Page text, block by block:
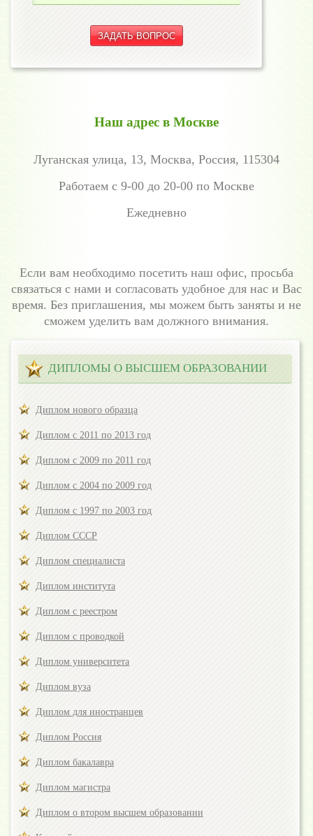
Наш адрес в Москве
Луганская улица, 13, Москва, Россия, 115304
Работаем с 9-00 до 20-00 по Москве
Ежедневно
Если вам необходимо посетить наш офис, просьба
связаться с нами и согласовать удобное для нас и Вас
время. Без приглашения, мы можем быть заняты и не
сможем уделить вам должного внимания.
ДИПЛОМЫ О ВЫСШЕМ ОБРАЗОВАНИИ
Диплом нового образца
Диплом с 2011 по 2013 год
Диплом с 2009 по 2011 год
Диплом с 2004 по 2009 год
Диплом с 1997 по 2003 год
Диплом СССР
Диплом специалиста
Диплом института
Диплом с реестром
Диплом с проводкой
Диплом университета
Диплом вуза
Диплом для иностранцев
Диплом Россия
Диплом бакалавра
Диплом магистра
Диплом о втором высшем образовании